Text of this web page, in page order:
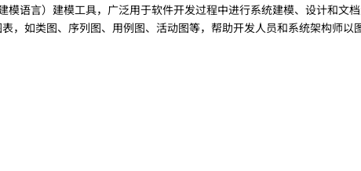
模语言）建模工具，广泛用于软件开发过程中进行系统建模、设计和文
，如类图、序列图、用例图、活动图等，帮助开发人员和系统架构师以